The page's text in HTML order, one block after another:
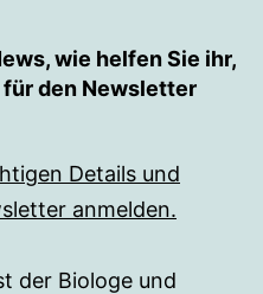
wie helfen Sie ihr,
den Newsletter
Details und
anmelden.
der Biologe und